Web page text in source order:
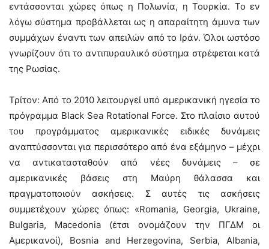
εντάσσονται χώρες όπως η Πολωνία, η Τουρκία. Το εν
λόγω σύστημα προβάλλεται ως η απαραίτητη άμυνα των
συμμάχων έναντι των απειλών από το Ιράν. Όλοι ωστόσο
γνωρίζουν ότι το αντιπυραυλικό σύστημα στρέφεται κατά
της Ρωσίας.
Τρίτον: Από το 2010 λειτουργεί υπό αμερικανική ηγεσία το
πρόγραμμα Black Sea Rotational Force. Στο πλαίσιο αυτού
του προγράμματος αμερικανικές ειδικές δυνάμεις
αναπτύσσονται για περισσότερο από ένα εξάμηνο – μέχρι
να αντικατασταθούν από νέες δυνάμεις – σε
αμερικανικές βάσεις στη Μαύρη θάλασσα και
πραγματοποιούν ασκήσεις. Σ αυτές τις ασκήσεις
συμμετέχουν χώρες όπως: «Romania, Georgia, Ukraine,
Bulgaria, Macedonia (έτσι ονομάζουν την ΠΓΔΜ οι
Αμερικανοί), Bosnia and Herzegovina, Serbia, Albania,